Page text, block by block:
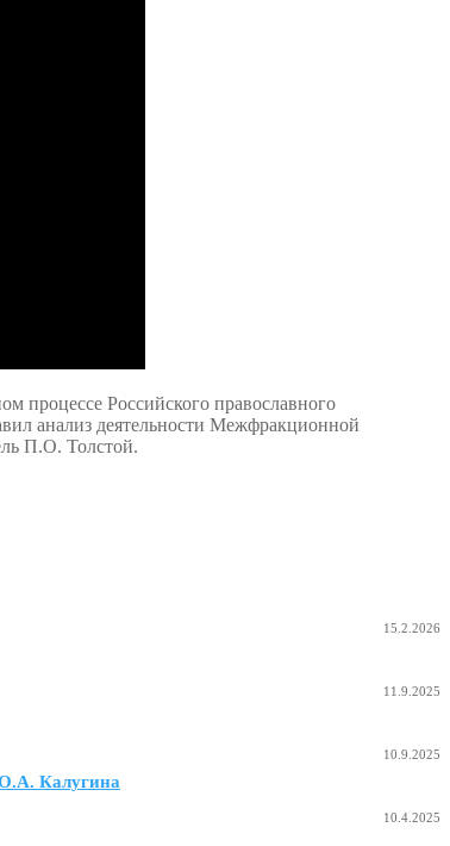
процессе Российского православного
анализ деятельности Межфракционной
П.О. Толстой.
15.2.2026
11.9.2025
10.9.2025
Калугина
10.4.2025